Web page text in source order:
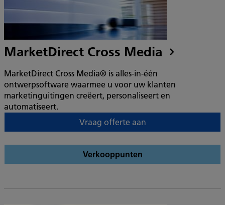
MarketDirect Cross Media
MarketDirect Cross Media® is alles-in-één
ontwerpsoftware waarmee u voor uw klanten
marketinguitingen creëert, personaliseert en
automatiseert.
Vraag offerte aan
Verkooppunten